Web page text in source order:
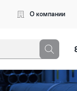
О компании